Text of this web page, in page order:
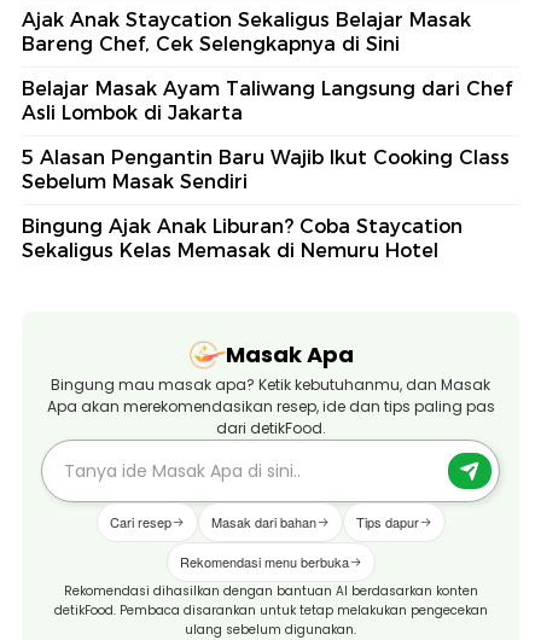
Ajak Anak Staycation Sekaligus Belajar Masak
Bareng Chef, Cek Selengkapnya di Sini
Belajar Masak Ayam Taliwang Langsung dari Chef
Asli Lombok di Jakarta
5 Alasan Pengantin Baru Wajib Ikut Cooking Class
Sebelum Masak Sendiri
Bingung Ajak Anak Liburan? Coba Staycation
Sekaligus Kelas Memasak di Nemuru Hotel
Masak Apa
Bingung mau masak apa? Ketik kebutuhanmu, dan Masak
Apa akan merekomendasikan resep, ide dan tips paling pas
dari detikFood.
Cari resep Masak dari bahan Tips dapur
Rekomendasi menu berbuka
Rekomendasi dihasilkan dengan bantuan AI berdasarkan konten
detikFood. Pembaca disarankan untuk tetap melakukan pengecekan
ulang sebelum digunakan.